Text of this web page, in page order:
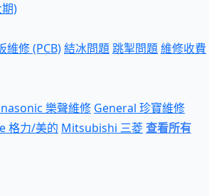
)
維修 (PCB)結冰問題跳掣問題維修收費
樂聲維修 General 珍寶維修
格力/美的 Mitsubishi 三菱查看所有